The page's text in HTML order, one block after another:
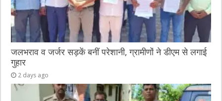
जलभराव व जर्जर सड़कें बनीं परेशानी, ग्रामीणों ने डीएम से लगाई
गुहार
2 days ago